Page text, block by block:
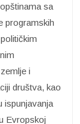
sa
programskih
i
društva, kao
ispunjavanja
Evropskoj